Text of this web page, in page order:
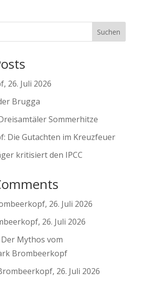
Suchen
26. Juli 2026
Brugga
Sommerhitze
Die Gutachten im Kreuzfeuer
kritisiert den IPCC
26. Juli 2026
26. Juli 2026
Der Mythos vom
Brombeerkopf
26. Juli 2026